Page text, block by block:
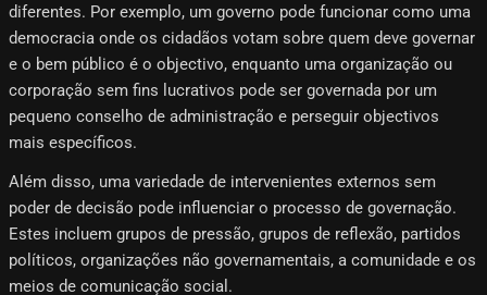
diferentes. Por exemplo, um governo pode funcionar como uma
democracia onde os cidadãos votam sobre quem deve governar
e o bem público é o objectivo, enquanto uma organização ou
corporação sem fins lucrativos pode ser governada por um
pequeno conselho de administração e perseguir objectivos
mais específicos.
Além disso, uma variedade de intervenientes externos sem
poder de decisão pode influenciar o processo de governação.
Estes incluem grupos de pressão, grupos de reflexão, partidos
políticos, organizações não governamentais, a comunidade e os
meios de comunicação social.